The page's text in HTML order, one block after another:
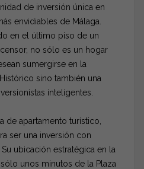
de inversión única en
envidiables de Málaga.
en el último piso de un
no sólo es un hogar
sumergirse en la
sino también una
inteligentes.
de apartamento turístico,
ser una inversión con
ubicación estratégica en la
unos minutos de la Plaza